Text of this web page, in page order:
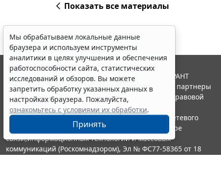
Показать все материалы
Мы обрабатываем локальные данные
браузера и используем инструменты
аналитики в целях улучшения и обеспечения
работоспособности сайта, статистических
исследований и обзоров. Вы можете
запретить обработку указанных данных в
настройках браузера. Пожалуйста,
ознакомьтесь с условиями их обработки.
Принять
© ООО "НПП "ГАРАНТ-СЕРВИС", 2026. Система ГАРАНТ
выпускается с 1990 года. Компания "Гарант" и ее партнеры
являются участниками Российской ассоциации правовой
информации ГАРАНТ.
Портал ГАРАНТ.РУ зарегистрирован в качестве сетевого
издания Федеральной службой по надзору в сфере
связи,информационных технологий и массовых
коммуникаций (Роскомнадзором), Эл № ФС77-58365 от 18